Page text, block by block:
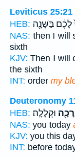
Leviticus 25:21
HEB: לָכֶ֔ם בַּשָּׁנָ֖ה
NAS: then I will
sixth
KJV: Then I will
the sixth
INT: order my
Deuteronomy
HEB: וּקְלָלָֽה׃
NAS: you today
KJV: you this
INT: before